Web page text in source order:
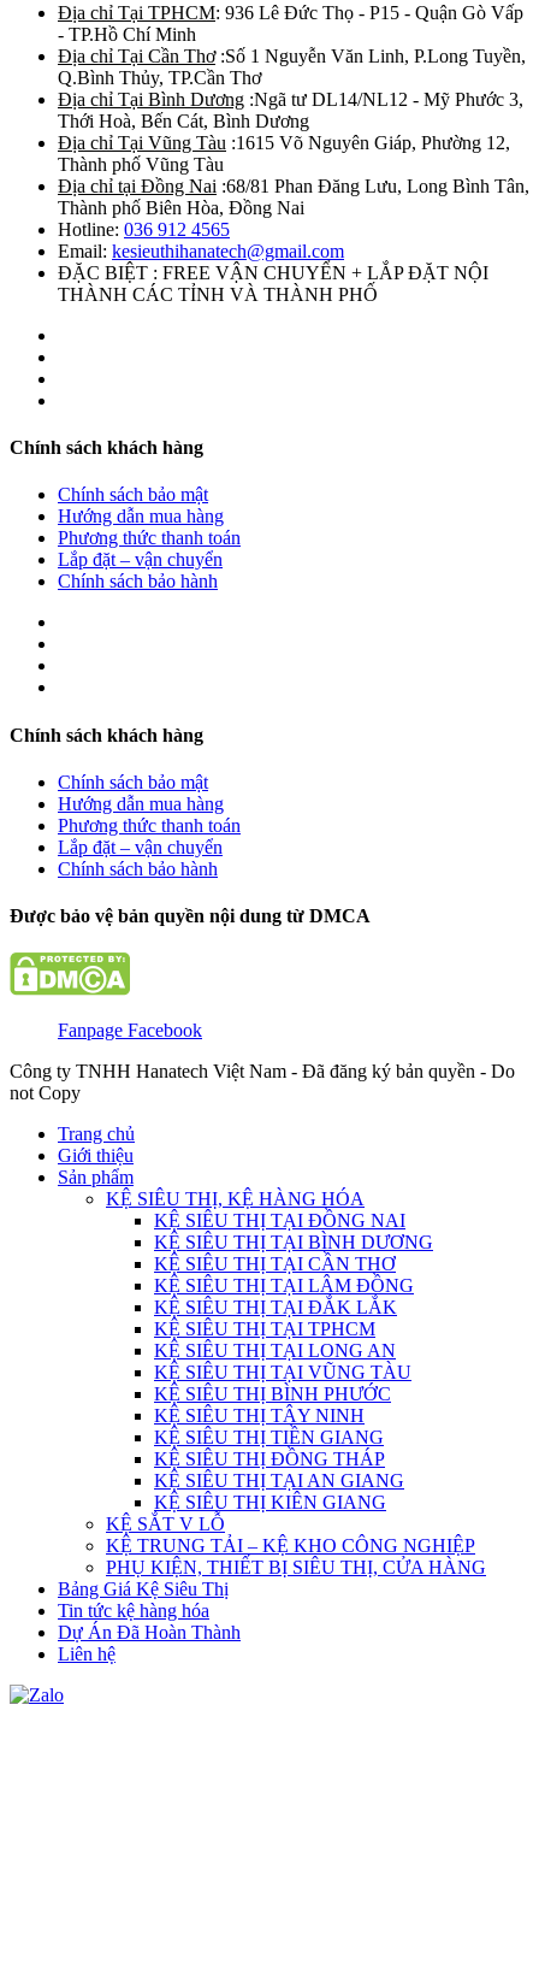
Địa chỉ Tại TPHCM: 936 Lê Đức Thọ - P15 - Quận Gò Vấp
- TP.Hồ Chí Minh
Địa chỉ Tại Cần Thơ:Số 1 Nguyễn Văn Linh, P.Long Tuyền,
Q.Bình Thủy, TP.Cần Thơ
Địa chỉ Tại Bình Dương :Ngã tư DL14/NL12 - Mỹ Phước 3,
Thới Hoà, Bến Cát, Bình Dương
Địa chỉ Tại Vũng Tàu :1615 Võ Nguyên Giáp, Phường 12,
Thành phố Vũng Tàu
Địa chỉ tại Đồng Nai :68/81 Phan Đăng Lưu, Long Bình Tân,
Thành phố Biên Hòa, Đồng Nai
Hotline: 036 912 4565
Email: kesieuthihanatech@gmail.com
ĐẶC BIỆT : FREE VẬN CHUYỂN + LẮP ĐẶT NỘI
THÀNH CÁC TỈNH VÀ THÀNH PHỐ
Chính sách khách hàng
Chính sách bảo mật
Hướng dẫn mua hàng
Phương thức thanh toán
Lắp đặt – vận chuyển
Chính sách bảo hành
Chính sách khách hàng
Chính sách bảo mật
Hướng dẫn mua hàng
Phương thức thanh toán
Lắp đặt – vận chuyển
Chính sách bảo hành
Được bảo vệ bản quyền nội dung từ DMCA
Fanpage Facebook
Công ty TNHH Hanatech Việt Nam - Đã đăng ký bản quyền - Do
not Copy
Trang chủ
Giới thiệu
Sản phẩm
KỆ SIÊU THỊ, KỆ HÀNG HÓA
KỆ SIÊU THỊ TẠI ĐỒNG NAI
KỆ SIÊU THỊ TẠI BÌNH DƯƠNG
KỆ SIÊU THỊ TẠI CẦN THƠ
KỆ SIÊU THỊ TẠI LÂM ĐỒNG
KỆ SIÊU THỊ TẠI ĐẮK LẮK
KỆ SIÊU THỊ TẠI TPHCM
KỆ SIÊU THỊ TẠI LONG AN
KỆ SIÊU THỊ TẠI VŨNG TÀU
KỆ SIÊU THỊ BÌNH PHƯỚC
KỆ SIÊU THỊ TÂY NINH
KỆ SIÊU THỊ TIỀN GIANG
KỆ SIÊU THỊ ĐỒNG THÁP
KỆ SIÊU THỊ TẠI AN GIANG
KỆ SIÊU THỊ KIÊN GIANG
KỆ SẮT V LỖ
KỆ TRUNG TẢI – KỆ KHO CÔNG NGHIỆP
PHỤ KIỆN, THIẾT BỊ SIÊU THỊ, CỬA HÀNG
Bảng Giá Kệ Siêu Thị
Tin tức kệ hàng hóa
Dự Án Đã Hoàn Thành
Liên hệ